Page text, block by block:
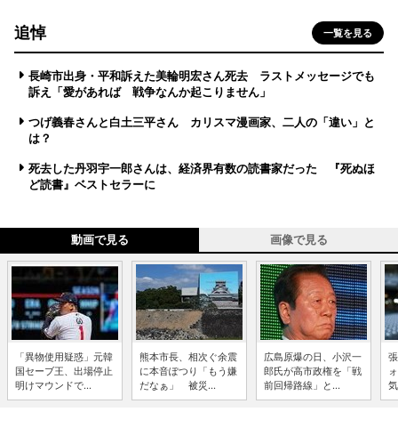
追悼 一覧を見る
長崎市出身・平和訴えた美輪明宏さん死去 ラストメッセージでも
訴え「愛があれば 戦争なんか起こりません」
つげ義春さんと白土三平さん カリスマ漫画家、二人の「違い」と
は？
死去した丹羽宇一郎さんは、経済界有数の読書家だった 『死ぬほ
ど読書』ベストセラーに
動画で見る 画像で見る
「異物使用疑惑」元韓
国セーブ王、出場停止
明けマウンドで...
熊本市長、相次ぐ余震
に本音ぽつり「もう嫌
だなぁ」 被災...
広島原爆の日、小沢一
郎氏が高市政権を「戦
前回帰路線」と...